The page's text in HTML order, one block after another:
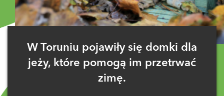
W Toruniu pojawiły się domki dla
jeży, które pomogą im przetrwać
zimę.